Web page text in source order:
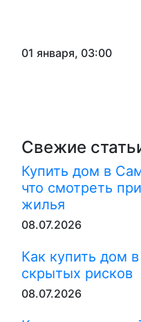
01 января, 03:00
Свежие
Купить дом в
что смотреть
жилья
08.07.2026
Как купить дом
скрытых рисков
08.07.2026